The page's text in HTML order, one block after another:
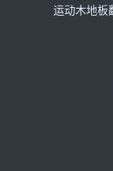
运动木地板